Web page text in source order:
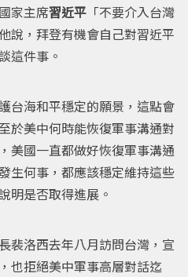
家主席習近平 「不要介入台灣
說，拜登有機會自己對習近平
這件事。
台海和平穩定的願景，這點會
於美中何時能恢復軍事溝通對
美國一直都做好恢復軍事溝通
生何事，都應該穩定維持這些
明是否取得進展。
裴洛西去年八月訪問台灣，宣
也拒絕美中軍事高層對話迄